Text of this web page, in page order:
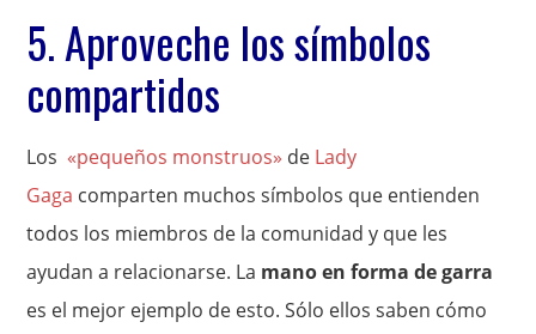
5. Aproveche los símbolos
compartidos
Los «pequeños monstruos» de Lady
Gaga comparten muchos símbolos que entienden
todos los miembros de la comunidad y que les
ayudan a relacionarse. La mano en forma de garra
es el mejor ejemplo de esto. Sólo ellos saben cómo